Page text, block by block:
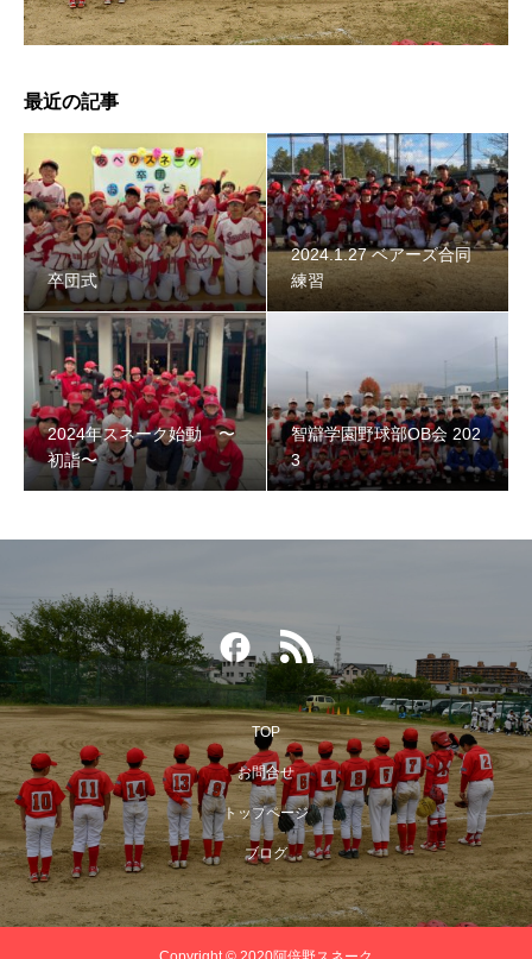
2024年スネーク始動 〜初詣〜
智辯学園野球部OB会 2023
第３回阿倍野スネークOB野球大会
最近の記事
卒団式
2024.1.27 ベアーズ合同
練習
2024年スネーク始動 〜
初詣〜
智辯学園野球部OB会 202
3
TOP
お問合せ
トップページ
ブログ